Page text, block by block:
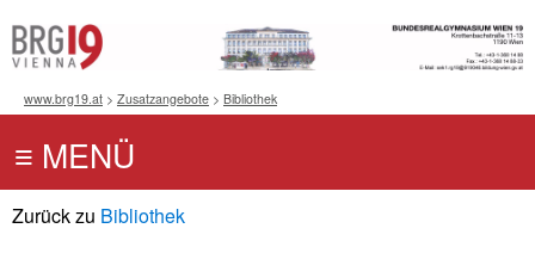
www.brg19.at > Zusatzangebote > Bibliothek
Zurück zu Bibliothek